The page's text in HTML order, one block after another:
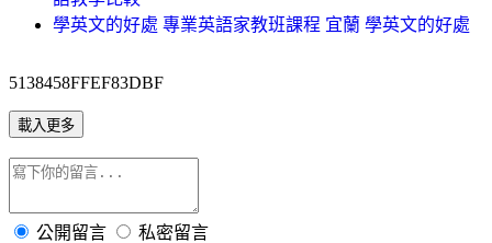
學英文的好處 專業英語家教班課程 宜蘭 學英文的好處
5138458FFEF83DBF
載入更多
公開留言 私密留言